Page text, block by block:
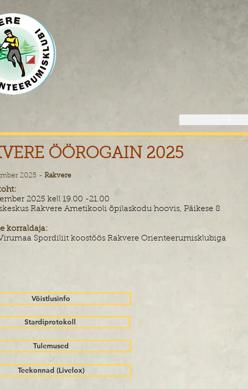
ÖÖROGAIN 2025
2025 - Rakvere
2025 kell 19.00 -21.00
Rakvere Ametikooli õpilaskodu hoovis, Päikese 8
korraldaja:
Spordiliit koostöös Rakvere Orienteerumisklubiga
Võistlusinfo
Stardiprotokoll
Tulemused
Teekonnad (Livelox)